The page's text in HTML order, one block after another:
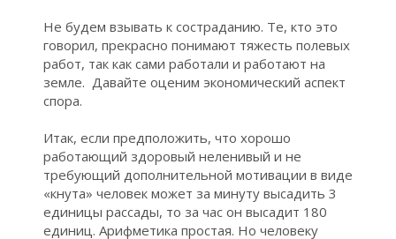
G
Не будем взывать к состраданию. Те, кто это
говорил, прекрасно понимают тяжесть полевых
работ, так как сами работали и работают на
земле. Давайте оценим экономический аспект
спора.
Итак, если предположить, что хорошо
работающий здоровый неленивый и не
требующий дополнительной мотивации в виде
«кнута» человек может за минуту высадить 3
единицы рассады, то за час он высадит 180
единиц. Арифметика простая. Но человеку